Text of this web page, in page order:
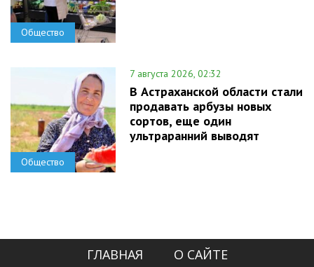
Общество
Общество
7 августа 2026, 02:32
В Астраханской области стали
продавать арбузы новых
сортов, еще один
ультраранний выводят
ГЛАВНАЯ
О САЙТЕ